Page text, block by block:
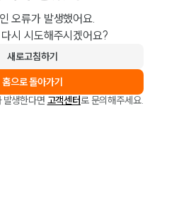
오류가 발생했어요.
시 시도해주시겠어요?
새로고침하기
홈으로 돌아가기
발생한다면 고객센터로 문의해주세요.